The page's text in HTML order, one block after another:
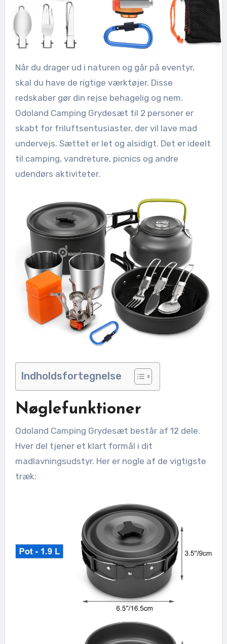
Når du drager ud i naturen og går på eventyr,
skal du have de rigtige værktøjer. Disse
redskaber gør din rejse behagelig og nem.
Odoland Camping Grydesæt til 2 personer er
skabt for friluftsentusiaster, der vil lave mad
undervejs. Sættet er let og alsidigt. Det er ideelt
til camping, vandreture, picnics og andre
udendørs aktiviteter.
Indholdsfortegnelse
Nøglefunktioner
Odoland Camping Grydesæt består af 12 dele.
Hver del tjener et klart formål i dit
madlavningsudstyr. Her er nogle af de vigtigste
træk: